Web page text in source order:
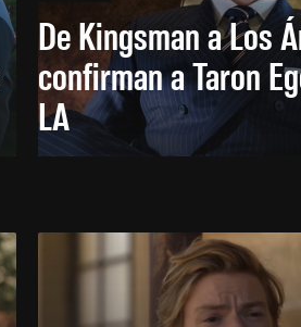
De Kingsman a Los
confirman a Taron
LA